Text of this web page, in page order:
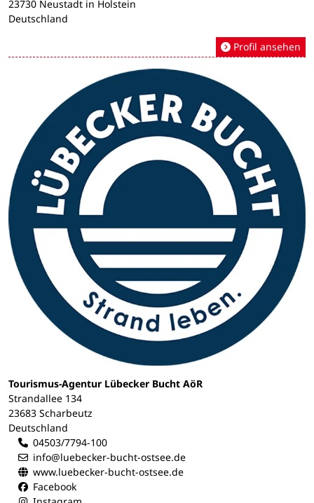
23730 Neustadt in Holstein
Deutschland
Profil ansehen
Tourismus-Agentur Lübecker Bucht AöR
Strandallee 134
23683 Scharbeutz
Deutschland
04503/7794-100
info@luebecker-bucht-ostsee.de
www.luebecker-bucht-ostsee.de
Facebook